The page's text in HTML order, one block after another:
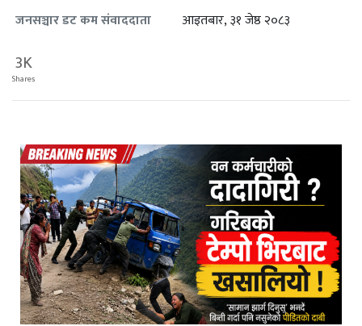
जनसञ्चार डट कम संवाददाता आइतबार, ३१ जेष्ठ २०८३
3K
Shares